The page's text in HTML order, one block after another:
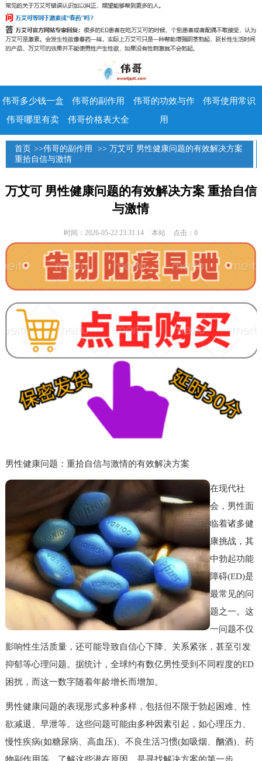
伟哥多少钱一盒 伟哥的副作用
伟哥的功效与作
用
伟哥使用常识
伟哥哪里有卖
伟哥价格表大全
首页 >>伟哥的副作用
>> 万艾可 男性健康问题的有效解决方案
重拾自信与激情
万艾可 男性健康问题的有效解决方案 重拾自信
与激情
时间：2026-05-22 23:31:14 本站 点击：0
男性健康问题：重拾自信与激情的有效解决方案
在现代社
会，男性面
临着诸多健
康挑战，其
中勃起功能
障碍(ED)是
最常见的问
题之一。这
一问题不仅
影响性生活质量，还可能导致自信心下降、关系紧张，甚至引发
抑郁等心理问题。据统计，全球约有数亿男性受到不同程度的ED
困扰，而这一数字随着年龄增长而增加。
男性健康问题的表现形式多种多样，包括但不限于勃起困难、性
欲减退、早泄等。这些问题可能由多种因素引起，如心理压力、
慢性疾病(如糖尿病、高血压)、不良生活习惯(如吸烟、酗酒)、药